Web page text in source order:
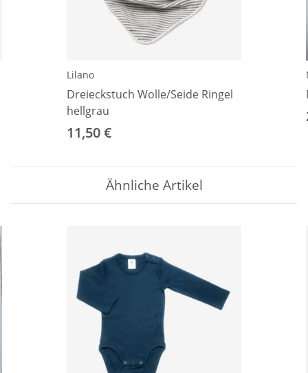
Lilano
Dreieckstuch Wolle/Seide Ringel
hellgrau
11,50 €
Ähnliche Artikel